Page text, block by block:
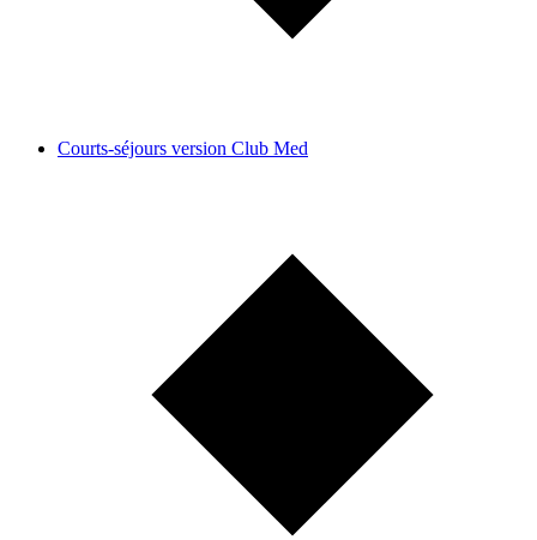
Courts-séjours version Club Med